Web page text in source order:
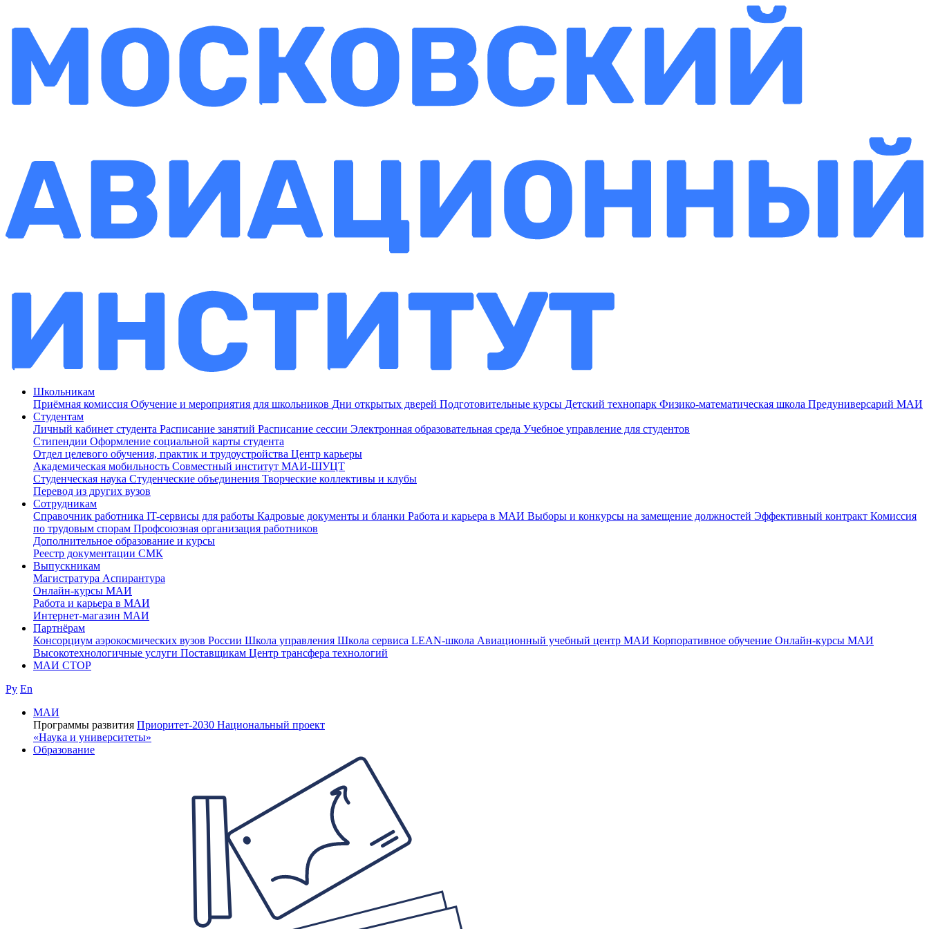
Школьникам
Приёмная комиссия Обучение и мероприятия для школьников Дни открытых дверей Подготовительные курсы Детский технопарк Физико-математическая школа Предуниверсарий МАИ
Студентам
Личный кабинет студента Расписание занятий Расписание сессии Электронная образовательная среда Учебное управление для студентов
Стипендии Оформление социальной карты студента
Отдел целевого обучения, практик и трудоустройства Центр карьеры
Академическая мобильность Совместный институт МАИ-ШУЦТ
Студенческая наука Студенческие объединения Творческие коллективы и клубы
Перевод из других вузов
Сотрудникам
Cправочник работника IT-сервисы для работы Кадровые документы и бланки Работа и карьера в МАИ Выборы и конкурсы на замещение должностей Эффективный контракт Комиссия
по трудовым спорам Профсоюзная организация работников
Дополнительное образование и курсы
Реестр документации СМК
Выпускникам
Магистратура Аспирантура
Онлайн-курсы МАИ
Работа и карьера в МАИ
Интернет-магазин МАИ
Партнёрам
Консорциум аэрокосмических вузов России Школа управления Школа сервиса LEAN-школа Авиационный учебный центр МАИ Корпоративное обучение Онлайн-курсы МАИ
Высокотехнологичные услуги Поставщикам Центр трансфера технологий
МАИ СТОР
Ру En
МАИ
Программы развития Приоритет-2030 Национальный проект
«Наука и университеты»
Образование